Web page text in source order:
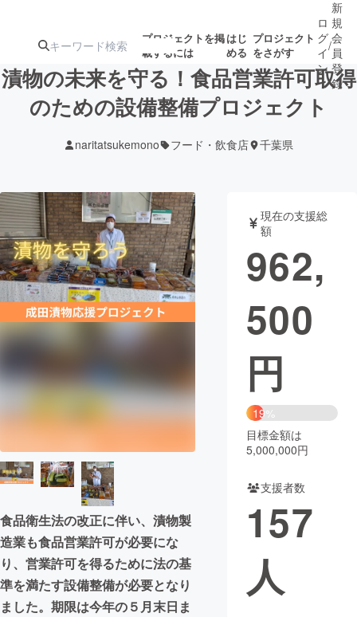
プロジェクトを掲
載するには
はじ
める
プロジェクト
をさがす
ターン
ジェクト
募集終了が近いプ
ロジェクト
されます
アート・写真 音楽
テクノロジー・ガジェット ゲーム・サ
映像・映画
ビジネス・起業
まちづくり・地域活性化
CAMPFIRE Creation
CAMPFIREふるさと納税
コミュニティ
ロ
グ
イ
ン
/
新
規
会
員
登
録
漬物の未来を守る！食品営業許可取得
のための設備整備プロジェクト
naritatsukemono フード・飲食店 千葉県
食品衛生法の改正に伴い、漬物製
造業も食品営業許可が必要にな
り、営業許可を得るために法の基
準を満たす設備整備が必要となり
ました。期限は今年の５月末日ま
現在の支援総
額
962,
500
円
19%
目標金額は
5,000,000円
支援者数
157
人